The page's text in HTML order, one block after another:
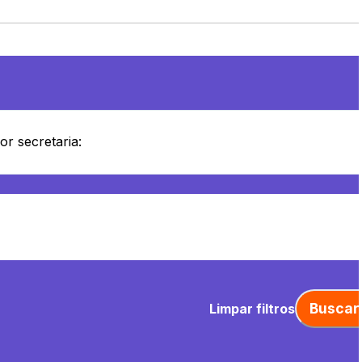
Limpar filtros Buscar